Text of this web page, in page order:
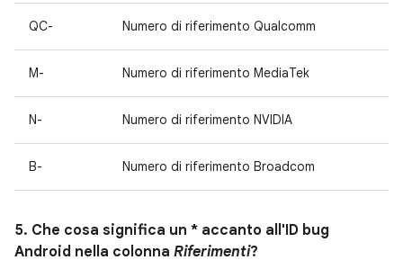
QC- Numero di riferimento Qualcomm
M- Numero di riferimento MediaTek
N- Numero di riferimento NVIDIA
B- Numero di riferimento Broadcom
5. Che cosa significa un * accanto all'ID bug
Android nella colonna Riferimenti?